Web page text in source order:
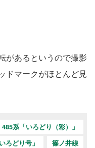
があるというので撮影
ドマークがほとんど見
485系「いろどり（彩）」
ろどり号」
篠ノ井線